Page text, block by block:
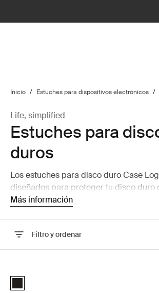
Inicio / Estuches para dispositivos electrónicos /
Life, simplified
Estuches para
duros
Los estuches para disco duro Case
diseñados para proteger tu disco duro
daños.
Más información
Filtro y ordenar
Case Logic Portable Hard Drive Case Negro